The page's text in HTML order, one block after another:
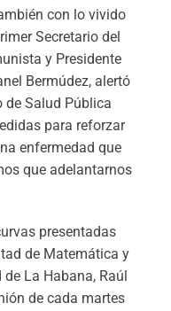
con lo vivido
Secretario del
y Presidente
Bermúdez, alertó
de Salud Pública
para reforzar
enfermedad que
que adelantarnos
presentadas
de Matemática y
La Habana, Raúl
de cada martes
Díaz-
China
sentido